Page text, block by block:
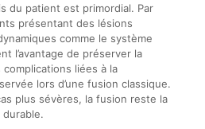
du patient est primordial. Par
présentant des lésions
comme le système
l’avantage de préserver la
liées à la
lors d’une fusion classique.
plus sévères, la fusion reste la